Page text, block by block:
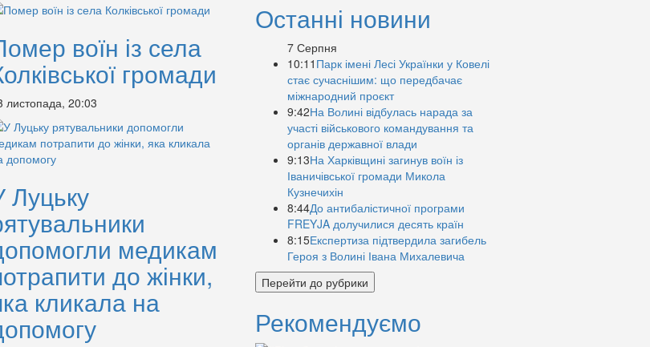
воїн із села
громади
листопада, 20:03
Луцьку
медикам
до жінки,
кликала на
Останні новини
7 Серпня
10:11 Парк імені Лесі Українки у Ковелі
стає сучаснішим: що передбачає
міжнародний проєкт
9:42На Волині відбулась нарада за
участі військового командування та
органів державної влади
9:13На Харківщині загинув воїн із
Іваничівської громади Микола
Кузнечихін
8:44До антибалістичної програми
FREYJA долучилися десять країн
8:15Експертиза підтвердила загибель
Героя з Волині Івана Михалевича
Перейти до рубрики
Рекомендуємо